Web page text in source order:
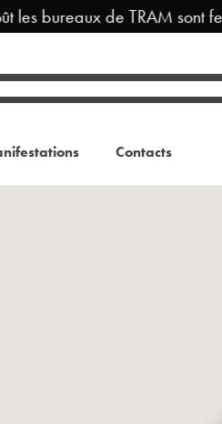
les bureaux de TRAM sont
Contacts